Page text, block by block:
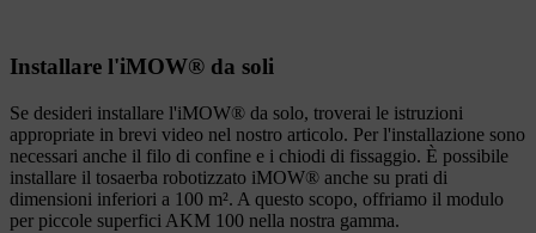
Installare l'iMOW® da soli
Se desideri installare l'iMOW® da solo, troverai le istruzioni
appropriate in brevi video nel nostro articolo. Per l'installazione sono
necessari anche il filo di confine e i chiodi di fissaggio. È possibile
installare il tosaerba robotizzato iMOW® anche su prati di
dimensioni inferiori a 100 m². A questo scopo, offriamo il modulo
per piccole superfici AKM 100 nella nostra gamma.